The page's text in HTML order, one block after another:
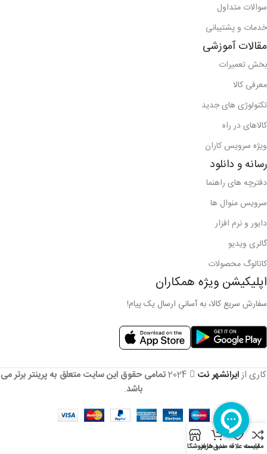
سوالات متداول
خدمات و پشتیبانی
مقالات آموزشی
بخش تعمیرات
معرفی کالا
تکنولوژی های جدید
کالاهای در راه
ویژه سرویس کاران
رسانه و دانلود
دفترچه های راهنما
سرویس منوال ها
دایور و نرم افزار
گالری ویدیو
کاتالوگ محصولات
اپلیکیشن ویژه همکاران
سفارش سریع کالا، به آسانیِ ارسال یک پیام!
کاری ازایرانشهر نت
تمامی حقوق این سایت متعلق به پرینتر برتر می
باشد.
مقایسه
لیست علاقه مندی‌ها
سبد خریدفروشگاه